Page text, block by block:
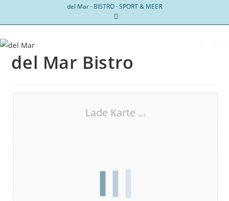
del Mar · BISTRO · SPORT & MEER
del Mar Bistro
Lade Karte ...